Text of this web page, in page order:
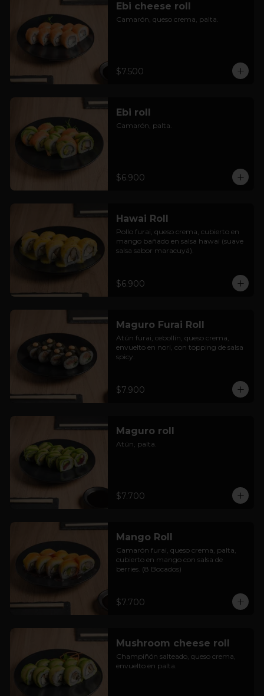
Ebi cheese roll
Camarón, queso crema, palta.
$7.500
Ebi roll
Camarón, palta.
$6.900
Hawai Roll
Pollo furai, queso crema, cubierto en
mango bañado en salsa hawai (suave
salsa sabor maracuyá).
$6.900
Maguro Furai Roll
Atún furai, cebollín, queso crema,
envuelto en nori, con topping de salsa
spicy.
$7.900
Maguro roll
Atún, palta.
$7.700
Mango Roll
Camarón furai, queso crema, palta,
cubierto en mango con salsa de
berries. (8 Bocados)
$7.700
Mushroom cheese roll
Champiñón salteado, queso crema,
envuelto en palta.